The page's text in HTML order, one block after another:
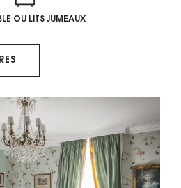
OU LITS JUMEAUX